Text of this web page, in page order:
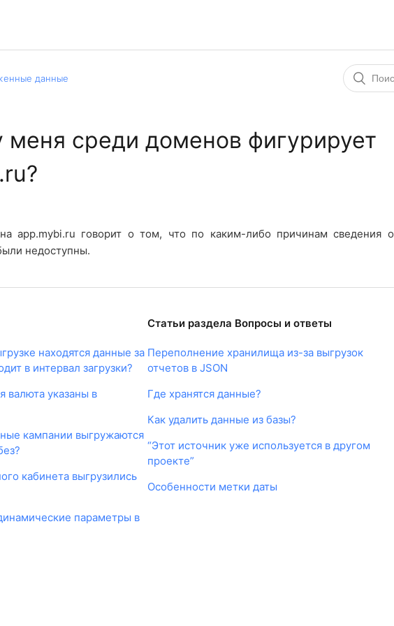
данные
меня среди доменов фигурирует
app.mybi.ru говорит о том, что по каким-либо причинам сведения о
недоступны.
находятся данные за
в интервал загрузки?
валюта указаны в
кампании выгружаются
кабинета выгрузились
параметры в
Статьи раздела Вопросы и ответы
Переполнение хранилища из-за выгрузок
отчетов в JSON
Где хранятся данные?
Как удалить данные из базы?
“Этот источник уже используется в другом
проекте”
Особенности метки даты